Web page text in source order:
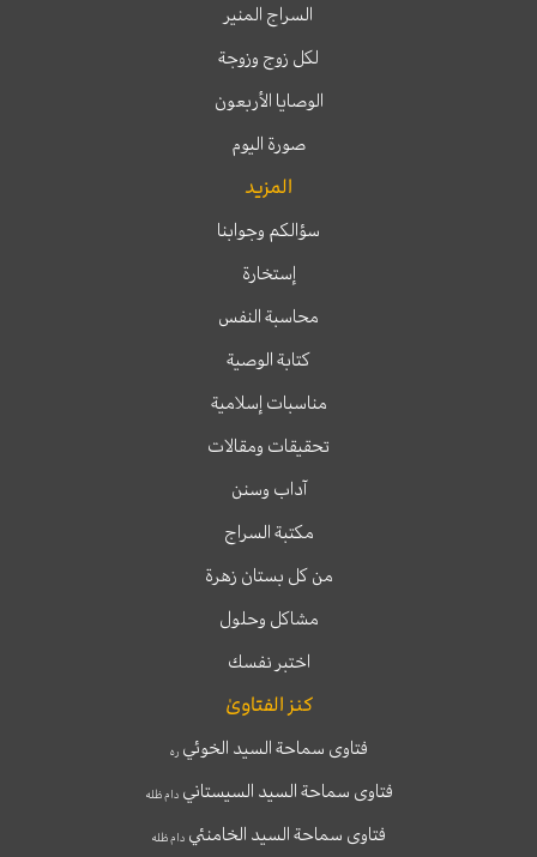
السراج المنير
لكل زوج وزوجة
الوصايا الأربعون
صورة اليوم
المزيد
سؤالكم وجوابنا
إستخارة
محاسبة النفس
كتابة الوصية
مناسبات إسلامية
تحقيقات ومقالات
آداب وسنن
مكتبة السراج
من كل بستان زهرة
مشاكل وحلول
اختبر نفسك
كنز الفتاوىٰ
فتاوى سماحة السيد الخوئيره
فتاوى سماحة السيد السيستانيدام ظله
فتاوى سماحة السيد الخامنئي دام ظله